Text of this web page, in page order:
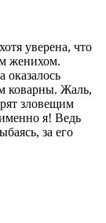
уверена, что
женихом.
оказалось
коварны. Жаль,
зловещим
я! Ведь
за его